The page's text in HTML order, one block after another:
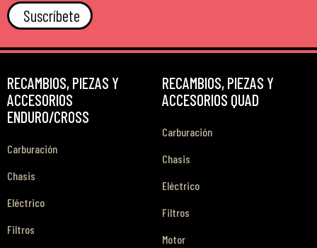
Suscríbete
RECAMBIOS, PIEZAS Y
ACCESORIOS
ENDURO/CROSS
Carburación
Chasis
Eléctrico
Filtros
RECAMBIOS, PIEZAS Y
ACCESORIOS QUAD
Carburación
Chasis
Eléctrico
Filtros
Motor